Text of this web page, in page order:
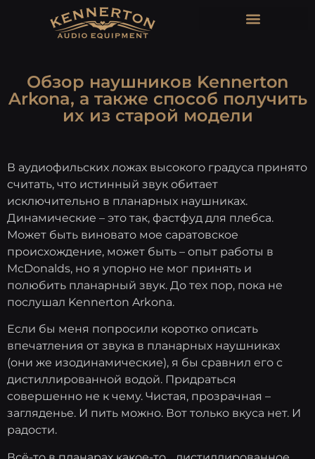
Обзор наушников Kennerton
Arkona, а также способ получить
их из старой модели
В аудиофильских ложах высокого градуса принято
считать, что истинный звук обитает
исключительно в планарных наушниках.
Динамические – это так, фастфуд для плебса.
Может быть виновато мое саратовское
происхождение, может быть – опыт работы в
McDonalds, но я упорно не мог принять и
полюбить планарный звук. До тех пор, пока не
послушал Kennerton Arkona.
Если бы меня попросили коротко описать
впечатления от звука в планарных наушниках
(они же изодинамические), я бы сравнил его с
дистиллированной водой. Придраться
совершенно не к чему. Чистая, прозрачная –
загляденье. И пить можно. Вот только вкуса нет. И
радости.